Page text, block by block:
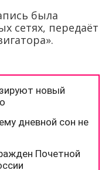
была
сетях, передаёт